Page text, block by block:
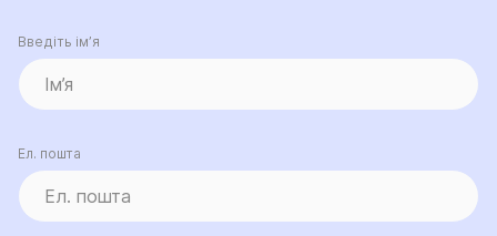
Введіть ім’я
Ел. пошта